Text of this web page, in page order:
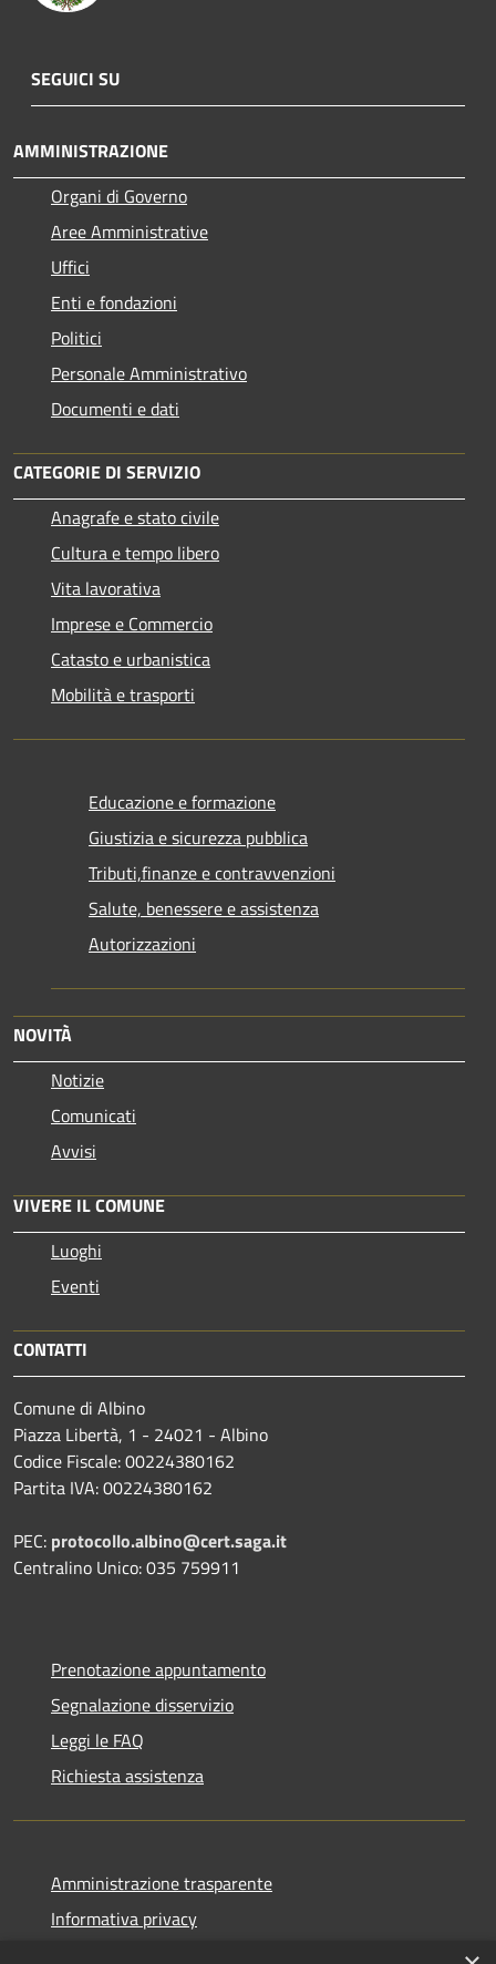
SEGUICI SU
AMMINISTRAZIONE
Organi di Governo
Aree Amministrative
Uffici
Enti e fondazioni
Politici
Personale Amministrativo
Documenti e dati
CATEGORIE DI SERVIZIO
Anagrafe e stato civile
Cultura e tempo libero
Vita lavorativa
Imprese e Commercio
Catasto e urbanistica
Mobilità e trasporti
Educazione e formazione
Giustizia e sicurezza pubblica
Tributi,finanze e contravvenzioni
Salute, benessere e assistenza
Autorizzazioni
NOVITÀ
Notizie
Comunicati
Avvisi
VIVERE IL COMUNE
Luoghi
Eventi
CONTATTI
Comune di Albino
Piazza Libertà, 1 - 24021 - Albino
Codice Fiscale: 00224380162
Partita IVA: 00224380162
PEC: protocollo.albino@cert.saga.it
Centralino Unico: 035 759911
Prenotazione appuntamento
Segnalazione disservizio
Leggi le FAQ
Richiesta assistenza
Amministrazione trasparente
Informativa privacy